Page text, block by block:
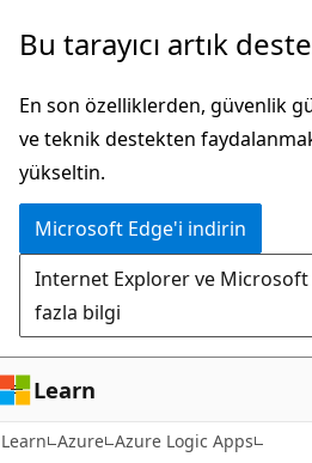
Ana
atla
Bu tarayıcı artık
En son özelliklerden, güvenlik
ve teknik destekten
yükseltin.
Microsoft Edge'i indirin
Internet Explorer ve Microsoft
fazla bilgi
Learn
Learn Azure Azure Logic Apps